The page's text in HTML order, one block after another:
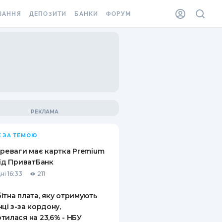
ВІНЬЄТКА
ВІД
ВИПАДКІВ
ДЕПОЗИТИ
ПИТАННЯ ТА ВІДПОВІДІ
ПУТІВНИКИ ПО
БАНКИ ФОРУМ
ЗА ТЕМОЮ
має картка Premium
ПриватБанк
16:33 211
плата, яку отримують
з-за кордону,
на 23,6% - НБУ